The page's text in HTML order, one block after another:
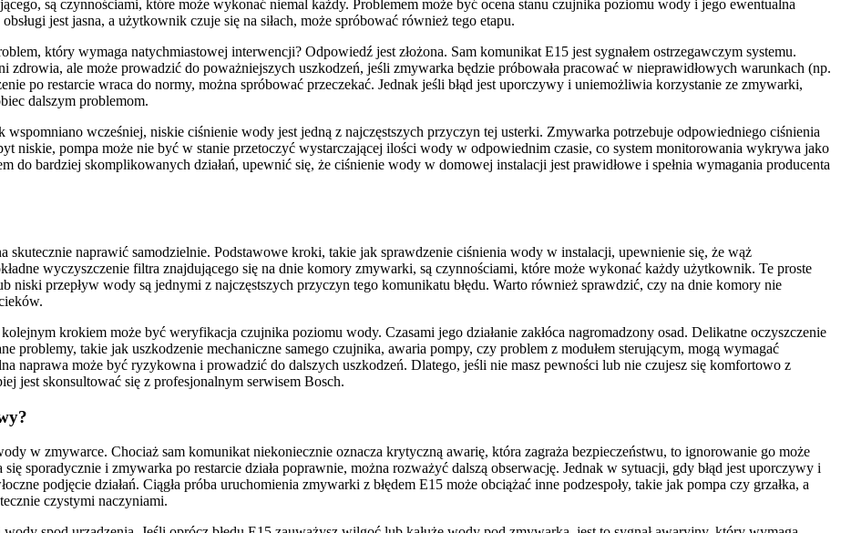
są czynnościami, które może wykonać niemal każdy. Problemem może być ocena stanu czujnika poziomu wody i jego ewentualna
jest jasna, a użytkownik czuje się na siłach, może spróbować również tego etapu.
który wymaga natychmiastowej interwencji? Odpowiedź jest złożona. Sam komunikat E15 jest sygnałem ostrzegawczym systemu.
zdrowia, ale może prowadzić do poważniejszych uszkodzeń, jeśli zmywarka będzie próbowała pracować w nieprawidłowych warunkach (np.
po restarcie wraca do normy, można spróbować przeczekać. Jednak jeśli błąd jest uporczywy i uniemożliwia korzystanie ze zmywarki,
dalszym problemom.
wspomniano wcześniej, niskie ciśnienie wody jest jedną z najczęstszych przyczyn tej usterki. Zmywarka potrzebuje odpowiedniego ciśnienia
niskie, pompa może nie być w stanie przetoczyć wystarczającej ilości wody w odpowiednim czasie, co system monitorowania wykrywa jako
do bardziej skomplikowanych działań, upewnić się, że ciśnienie wody w domowej instalacji jest prawidłowe i spełnia wymagania producenta
naprawić samodzielnie. Podstawowe kroki, takie jak sprawdzenie ciśnienia wody w instalacji, upewnienie się, że wąż
wyczyszczenie filtra znajdującego się na dnie komory zmywarki, są czynnościami, które może wykonać każdy użytkownik. Te proste
niski przepływ wody są jednymi z najczęstszych przyczyn tego komunikatu błędu. Warto również sprawdzić, czy na dnie komory nie
krokiem może być weryfikacja czujnika poziomu wody. Czasami jego działanie zakłóca nagromadzony osad. Delikatne oczyszczenie
problemy, takie jak uszkodzenie mechaniczne samego czujnika, awaria pompy, czy problem z modułem sterującym, mogą wymagać
naprawa może być ryzykowna i prowadzić do dalszych uszkodzeń. Dlatego, jeśli nie masz pewności lub nie czujesz się komfortowo z
jest skonsultować się z profesjonalnym serwisem Bosch.
w zmywarce. Chociaż sam komunikat niekoniecznie oznacza krytyczną awarię, która zagraża bezpieczeństwu, to ignorowanie go może
sporadycznie i zmywarka po restarcie działa poprawnie, można rozważyć dalszą obserwację. Jednak w sytuacji, gdy błąd jest uporczywy i
podjęcie działań. Ciągła próba uruchomienia zmywarki z błędem E15 może obciążać inne podzespoły, takie jak pompa czy grzałka, a
czystymi naczyniami.